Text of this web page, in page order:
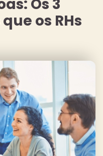
Os 3
os RHs